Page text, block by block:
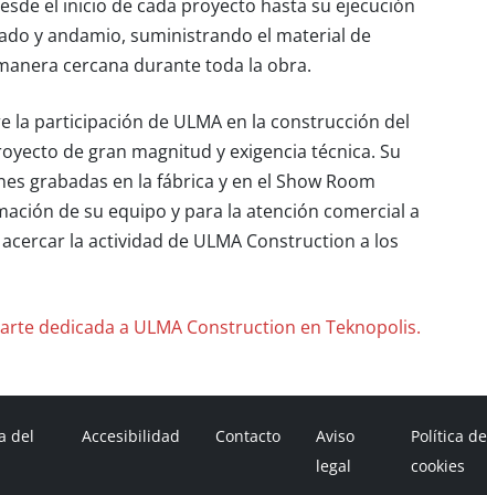
el inicio de cada proyecto hasta su ejecución
y andamio, suministrando el material de
cercana durante toda la obra.
la participación de ULMA en la construcción del
de gran magnitud y exigencia técnica. Su
grabadas en la fábrica y en el Show Room
de su equipo y para la atención comercial a
la actividad de ULMA Construction a los
dedicada a ULMA Construction en Teknopolis.
del
Accesibilidad Contacto
Aviso
legal
Política de
cookies